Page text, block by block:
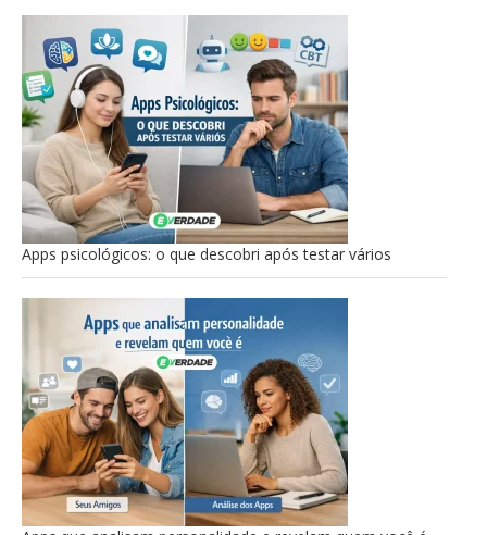
Apps psicológicos: o que descobri após testar vários